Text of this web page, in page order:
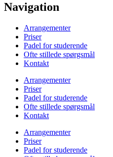
Navigation
Arrangementer
Priser
Padel for studerende
Ofte stillede spørgsmål
Kontakt
Arrangementer
Priser
Padel for studerende
Ofte stillede spørgsmål
Kontakt
Arrangementer
Priser
Padel for studerende